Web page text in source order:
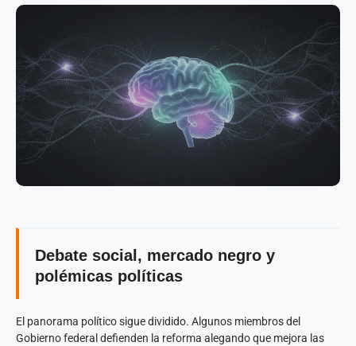
Debate social, mercado negro y
polémicas políticas
El panorama político sigue dividido. Algunos miembros del
Gobierno federal defienden la reforma alegando que mejora las